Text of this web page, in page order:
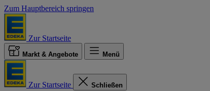
Zum Hauptbereich springen
Zur Startseite
Markt & Angebote Menü
Zur Startseite Schließen